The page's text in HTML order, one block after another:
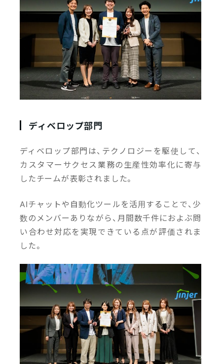
ディベロップ部門
ディベロップ部門は、テクノロジーを駆使して、
カスタマーサクセス業務の生産性効率化に寄与
したチームが表彰されました。
AIチャットや自動化ツールを活用することで、少
数のメンバーありながら、月間数千件におよぶ問
い合わせ対応を実現できている点が評価されま
した。